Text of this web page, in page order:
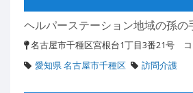
ヘルパーステーション地域の孫の
名古屋市千種区宮根台1丁目3番21号 コ
愛知県 名古屋市千種区
訪問介護